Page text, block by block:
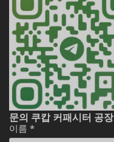
문의 쿠캅 커패시터 공장
이름 *